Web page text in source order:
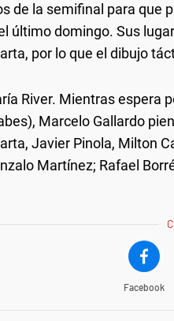
de la semifinal para que
último domingo. Sus
por lo que el dibujo
River. Mientras espera
Marcelo Gallardo
Javier Pinola, Milton
Martínez; Rafael
Facebook